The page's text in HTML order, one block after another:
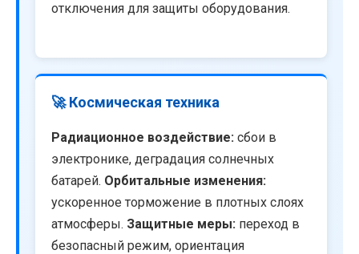
отключения для защиты оборудования.
🚀 Космическая техника
Радиационное воздействие: сбои в
электронике, деградация солнечных
батарей. Орбитальные изменения:
ускоренное торможение в плотных слоях
атмосферы. Защитные меры: переход в
безопасный режим, ориентация